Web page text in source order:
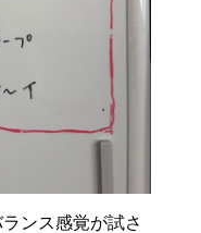
ンス感覚が試さ